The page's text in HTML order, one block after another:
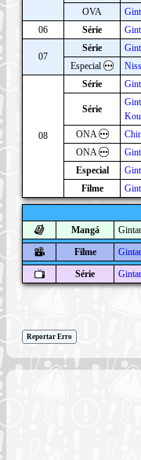
OVA
06
Série
07
Série
Especial
08
Série
Série
ONA
ONA
Especial
Filme
Mangá
Filme
Série
Reportar Erro